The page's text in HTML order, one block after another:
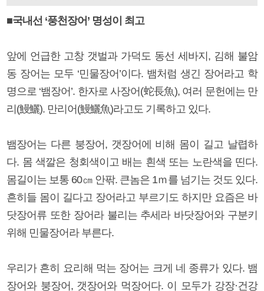
■국내선 ‘풍천장어’ 명성이 최고
앞에 언급한 고창 갯벌과 가덕도 동선 세바지, 김해 불암
동 장어는 모두 ‘민물장어’이다. 뱀처럼 생긴 장어라고 학
명으로 ‘뱀장어’. 한자로 사장어(蛇長魚), 여러 문헌에는 만
리(鰻鱺). 만리어(鰻鱺魚)라고도 기록하고 있다.
뱀장어는 다른 붕장어, 갯장어에 비해 몸이 길고 날렵하
다. 몸 색깔은 청회색이고 배는 흰색 또는 노란색을 띤다.
몸길이는 보통 60㎝ 안팎. 큰놈은 1ｍ를 넘기는 것도 있다.
흔히들 몸이 길다고 장어라고 부르기도 하지만 요즘은 바
닷장어류 또한 장어라 불리는 추세라 바닷장어와 구분키
위해 민물장어라 부른다.
우리가 흔히 요리해 먹는 장어는 크게 네 종류가 있다. 뱀
장어와 붕장어, 갯장어와 먹장어다. 이 모두가 강장·건강